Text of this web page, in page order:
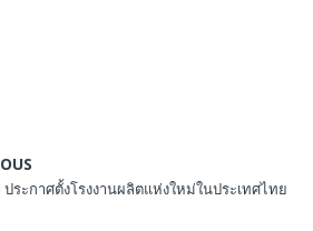
ประกาศตั้งโรงงานผลิตแห่งใหม่ในประเทศไทย